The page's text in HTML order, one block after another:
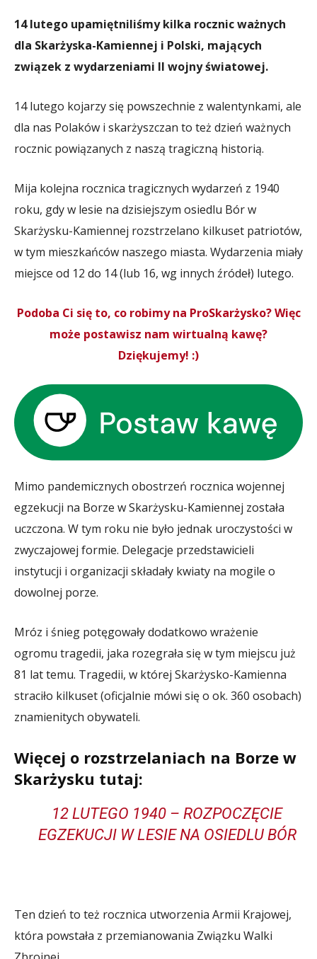
14 lutego upamiętniliśmy kilka rocznic ważnych
dla Skarżyska-Kamiennej i Polski, mających
związek z wydarzeniami II wojny światowej.
14 lutego kojarzy się powszechnie z walentynkami, ale
dla nas Polaków i skarżyszczan to też dzień ważnych
rocznic powiązanych z naszą tragiczną historią.
Mija kolejna rocznica tragicznych wydarzeń z 1940
roku, gdy w lesie na dzisiejszym osiedlu Bór w
Skarżysku-Kamiennej rozstrzelano kilkuset patriotów,
w tym mieszkańców naszego miasta. Wydarzenia miały
miejsce od 12 do 14 (lub 16, wg innych źródeł) lutego.
Podoba Ci się to, co robimy na ProSkarżysko? Więc
może postawisz nam wirtualną kawę?
Dziękujemy! :)
Mimo pandemicznych obostrzeń rocznica wojennej
egzekucji na Borze w Skarżysku-Kamiennej została
uczczona. W tym roku nie było jednak uroczystości w
zwyczajowej formie. Delegacje przedstawicieli
instytucji i organizacji składały kwiaty na mogile o
dowolnej porze.
Mróz i śnieg potęgowały dodatkowo wrażenie
ogromu tragedii, jaka rozegrała się w tym miejscu już
81 lat temu. Tragedii, w której Skarżysko-Kamienna
straciło kilkuset (oficjalnie mówi się o ok. 360 osobach)
znamienitych obywateli.
Więcej o rozstrzelaniach na Borze w
Skarżysku tutaj:
12 LUTEGO 1940 – ROZPOCZĘCIE
EGZEKUCJI W LESIE NA OSIEDLU BÓR
Ten dzień to też rocznica utworzenia Armii Krajowej,
która powstała z przemianowania Związku Walki